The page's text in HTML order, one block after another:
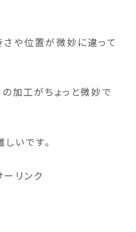
さや位置が微妙に違って
の加工がちょっと微妙で
いです。
ーリンク